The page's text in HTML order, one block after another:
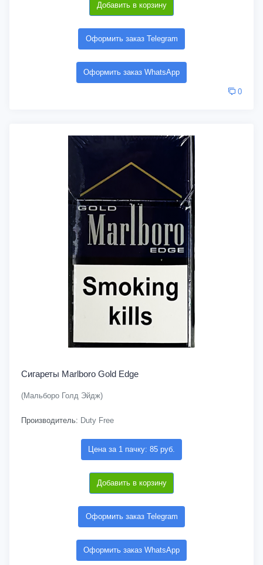
Добавить в корзину
Оформить заказ Telegram
Оформить заказ WhatsApp
0
Сигареты Marlboro Gold Edge
(Мальборо Голд Эйдж)
Производитель: Duty Free
Цена за 1 пачку: 85 руб.
Добавить в корзину
Оформить заказ Telegram
Оформить заказ WhatsApp